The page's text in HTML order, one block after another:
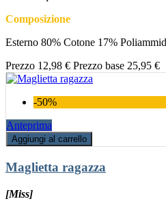
Composizione
Esterno 80% Cotone 17%
Prezzo 12,98 € Prezzo base 25,95 €
-50%
Anteprima
Aggiungi al carrello
Maglietta ragazza
[Miss]